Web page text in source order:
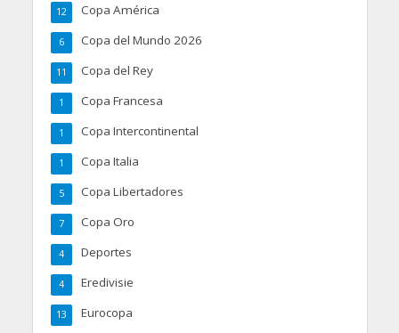
Copa América
12
Copa del Mundo 2026
6
Copa del Rey
11
Copa Francesa
1
Copa Intercontinental
1
Copa Italia
1
Copa Libertadores
5
Copa Oro
7
Deportes
4
Eredivisie
4
Eurocopa
13